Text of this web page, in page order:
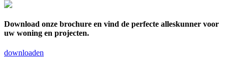
Download onze brochure en vind de perfecte alleskunner voor
uw woning en projecten.
downloaden